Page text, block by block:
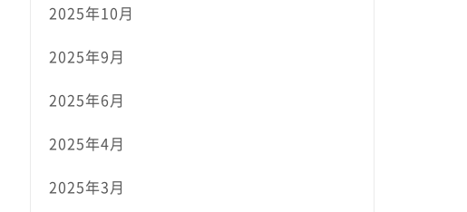
2025年10月
2025年9月
2025年6月
2025年4月
2025年3月